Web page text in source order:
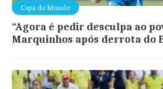
Copa do Mundo
“Agora é pedir desculpa ao
Marquinhos após derrota do